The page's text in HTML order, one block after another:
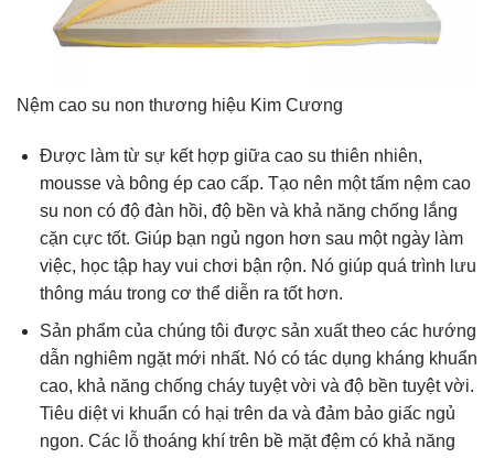
Nệm cao su non thương hiệu Kim Cương
Được làm từ sự kết hợp giữa cao su thiên nhiên,
mousse và bông ép cao cấp. Tạo nên một tấm nệm cao
su non có độ đàn hồi, độ bền và khả năng chống lắng
cặn cực tốt. Giúp bạn ngủ ngon hơn sau một ngày làm
việc, học tập hay vui chơi bận rộn. Nó giúp quá trình lưu
thông máu trong cơ thể diễn ra tốt hơn.
Sản phẩm của chúng tôi được sản xuất theo các hướng
dẫn nghiêm ngặt mới nhất. Nó có tác dụng kháng khuẩn
cao, khả năng chống cháy tuyệt vời và độ bền tuyệt vời.
Tiêu diệt vi khuẩn có hại trên da và đảm bảo giấc ngủ
ngon. Các lỗ thoáng khí trên bề mặt đệm có khả năng